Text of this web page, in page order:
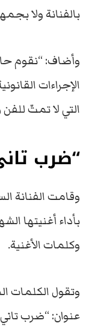
بالفنانة ولا
وأضاف: “نقوم
الإجراءات
التي لا تمتّ للفن
“ضرب
وقامت الفنانة
بأداء أغنيتها
وكلمات الأغنية.
وتقول الكلمات
عنوان: “ضرب